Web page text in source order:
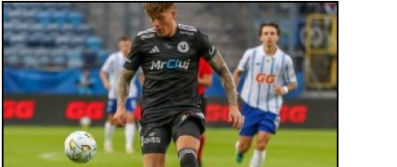
când s-a prăpădit Lucescu? Dumneavoastră și
De la